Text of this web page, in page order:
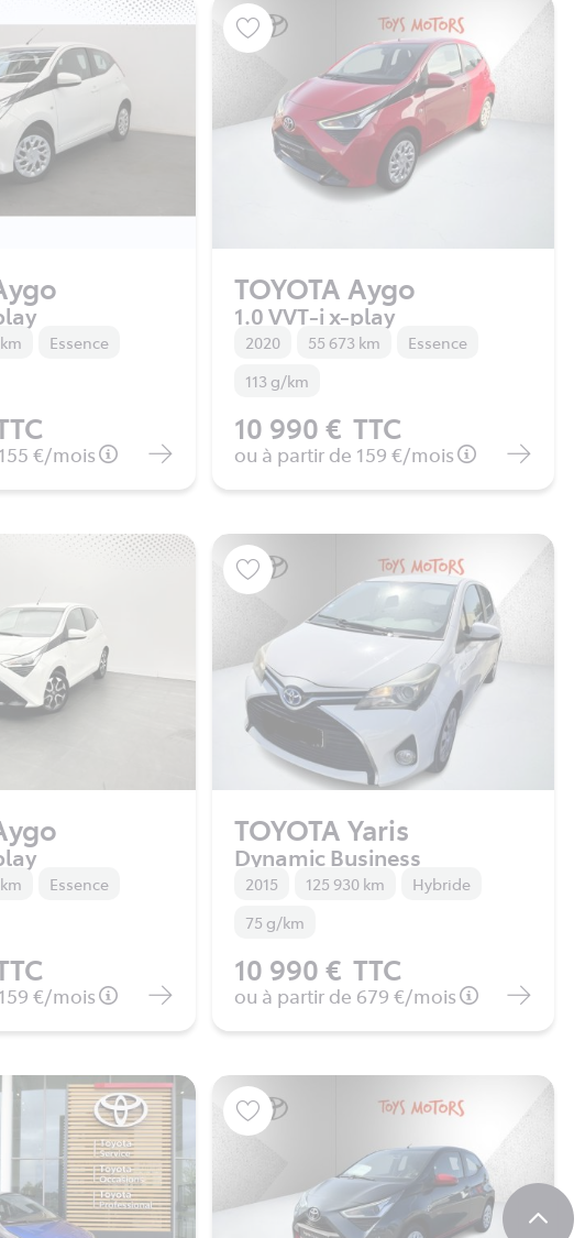
Essence
155 €/mois
TOYOTA Aygo
1.0 VVT-i x-play
2020 55 673 km
Essence
113 g/km
10 990 € TTC
ou à partir de 159 €/mois
Essence
159 €/mois
TOYOTA Yaris
Dynamic Business
2015 125 930 km
Hybride
75 g/km
10 990 € TTC
ou à partir de 679 €/mois